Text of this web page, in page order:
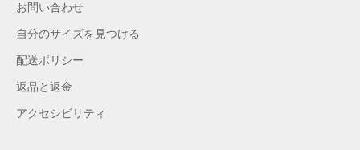
お問い合わせ
自分のサイズを見つける
配送ポリシー
返品と返金
アクセシビリティ